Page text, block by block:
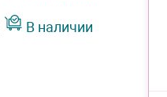
В наличии